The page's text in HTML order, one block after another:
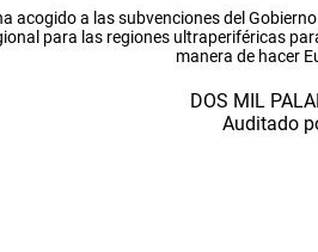
acogido a las subvenciones del
para las regiones ultraperiféricas
manera de hacer
DOS MIL
Auditado